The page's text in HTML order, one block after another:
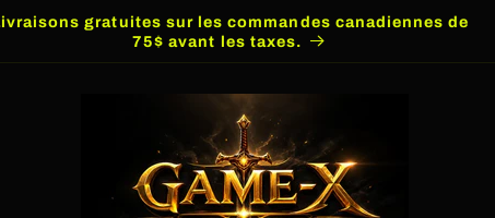
gratuites sur les commandes canadiennes de
75$ avant les taxes.